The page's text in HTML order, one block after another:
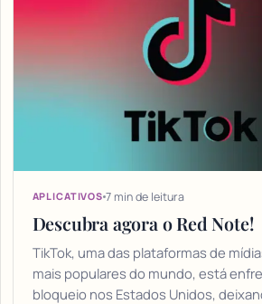
APLICATIVOS 7 min de leitura
Descubra agora o Red Note!
TikTok, uma das plataformas de
mais populares do mundo, está
bloqueio nos Estados Unidos,